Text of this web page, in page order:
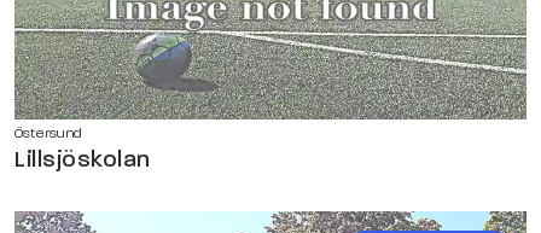
Östersund
Lillsjöskolan